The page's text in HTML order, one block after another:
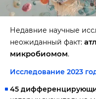
Недавние научные
неожиданный факт:
микробиомом.
Исследование 2023
45